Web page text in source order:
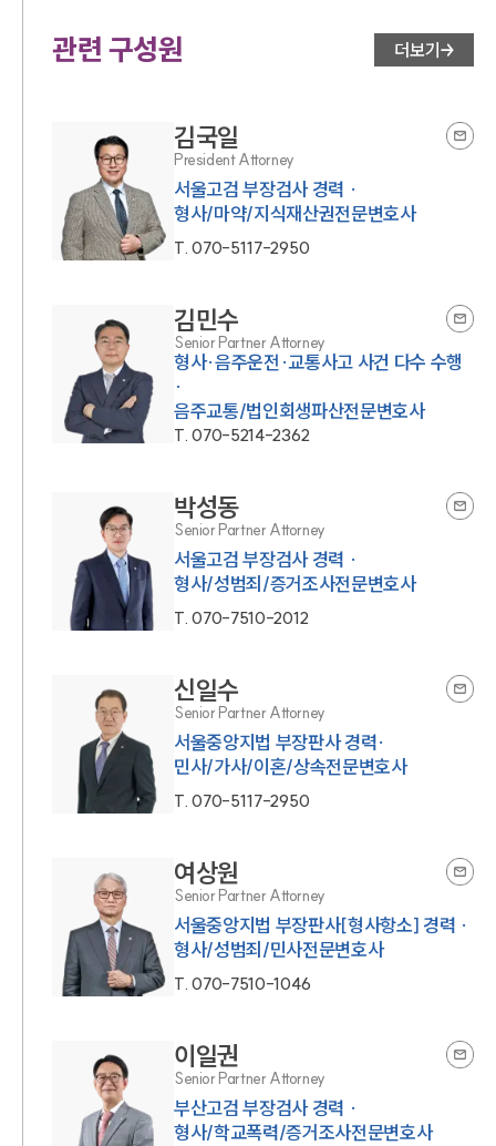
관련 구성원 더보기
김국일
President Attorney
서울고검 부장검사 경력 ·
형사/마약/지식재산권전문변호사
T.070-5117-2950
김민수
Senior Partner Attorney
형사·음주운전·교통사고 사건 다수 수행
·
음주교통/법인회생파산전문변호사
T.070-5214-2362
박성동
Senior Partner Attorney
서울고검 부장검사 경력 ·
형사/성범죄/증거조사전문변호사
T.070-7510-2012
신일수
Senior Partner Attorney
서울중앙지법 부장판사 경력·
민사/가사/이혼/상속전문변호사
T.070-5117-2950
여상원
Senior Partner Attorney
서울중앙지법 부장판사[형사항소] 경력 ·
형사/성범죄/민사전문변호사
T.070-7510-1046
이일권
Senior Partner Attorney
부산고검 부장검사 경력 ·
형사/학교폭력/증거조사전문변호사